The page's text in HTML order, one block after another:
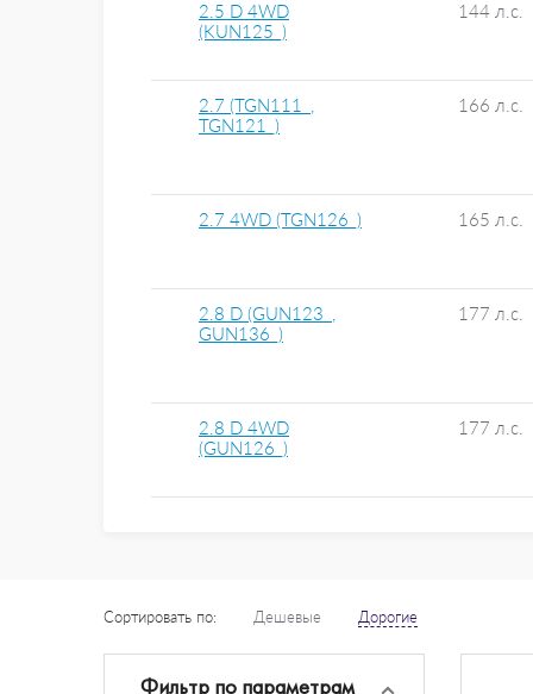
2.5 D 4WD
(KUN125_)
144 л.с.
2.7 (TGN111_,
TGN121_)
166 л.с.
2.7 4WD (TGN126_) 165 л.с.
2.8 D (GUN123_,
GUN136_)
177 л.с.
2.8 D 4WD
(GUN126_)
177 л.с.
Сортировать по: Дешевые Дорогие
Фильтр по параметрам